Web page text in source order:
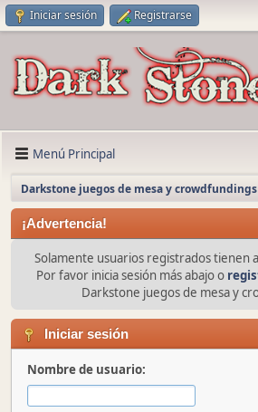
Iniciar sesión Registrarse
Menú Principal
Darkstone juegos de mesa y crowdfundings
¡Advertencia!
Solamente usuarios registrados tienen
Por favor inicia sesión más abajo o
Darkstone juegos de mesa y
Iniciar sesión
Nombre de usuario: